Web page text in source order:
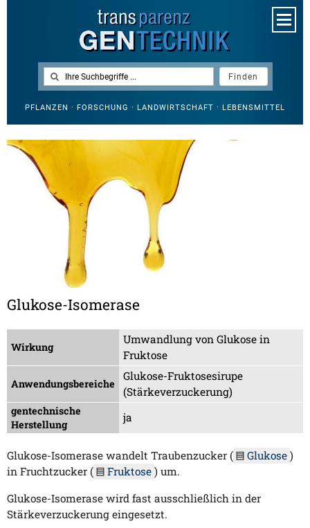
PFLANZEN · FORSCHUNG · LANDWIRTSCHAFT · LEBENSMITTEL
Glukose-Isomerase
Wirkung
Umwandlung von Glukose in
Fruktose
Anwendungsbereiche
Glukose-Fruktosesirupe
(Stärkeverzuckerung)
gentechnische
Herstellung
ja
Glukose-Isomerase wandelt Traubenzucker ( Glukose )
in Fruchtzucker (
Fruktose ) um.
Glukose-Isomerase wird fast ausschließlich in der
Stärkeverzuckerung eingesetzt.